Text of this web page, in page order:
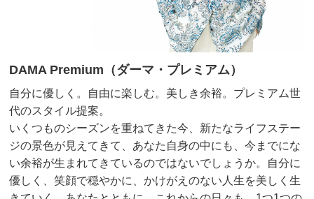
DAMA Premium（ダーマ・プレミアム）
自分に優しく。自由に楽しむ。美しき余裕。プレミアム世
代のスタイル提案。
いくつものシーズンを重ねてきた今、新たなライフステー
ジの景色が見えてきて、あなた自身の中にも、今までにな
い余裕が生まれてきているのではないでしょうか。自分に
優しく、笑顔で穏やかに、かけがえのない人生を美しく生